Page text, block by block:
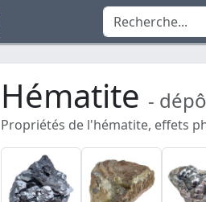
Hématite -
Propriétés de l'hématite, effets